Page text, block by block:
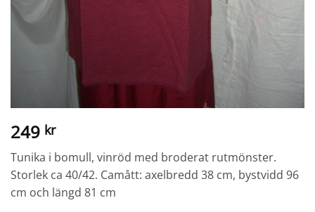
249 kr
Tunika i bomull, vinröd med broderat rutmönster.
Storlek ca 40/42. Camått: axelbredd 38 cm, bystvidd 96
cm och längd 81 cm